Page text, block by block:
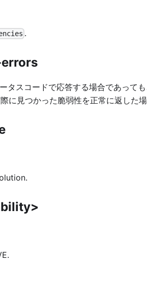
.
タスコードで応答する場合であって
に見つかった脆弱性を正常に返した場